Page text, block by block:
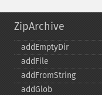
ZipArchive
addEmptyDir
addFile
addFromString
addGlob